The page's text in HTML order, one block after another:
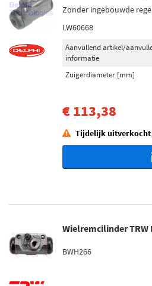
Zonder ingebouwde
LW60668
Aanvullend artikel/
informatie
Zuigerdiameter [mm]
€ 113,38
Tijdelijk uitverkocht
Wielremcilinder TRW
BWH266